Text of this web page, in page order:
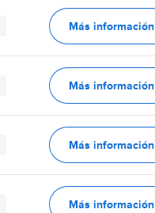
Más información
Más información
Más información
Más información